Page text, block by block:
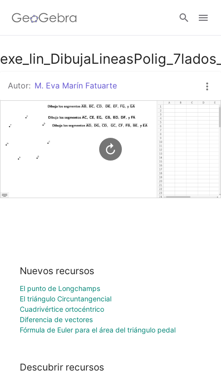
Google Classroom
GeoGebra Classroom
Abrir sesión
Autor: M. Eva Marín Fatuarte
Nuevos recursos
El punto de Longchamps
El triángulo Circuntangencial
Cuadrivértice ortocéntrico
Diferencia de vectores
Fórmula de Euler para el área del triángulo pedal
Descubrir recursos